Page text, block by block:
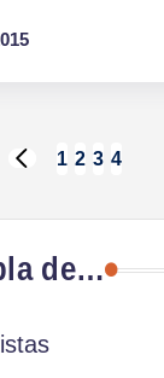
PÁGINA
1 2 3 4
de…